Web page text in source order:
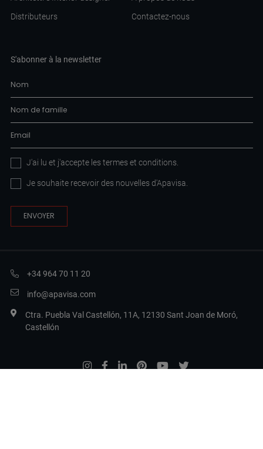
Distributeurs
Contactez-nous
S'abonner à la newsletter
J'ai lu et j'accepte lestermes et conditions
Je souhaite recevoir des nouvelles d'Apavisa.
+34 964 70 11 20
info@apavisa.com
Ctra. Puebla Val Castellón, 11A, 12130 Sant Joan de Moró,
Castellón